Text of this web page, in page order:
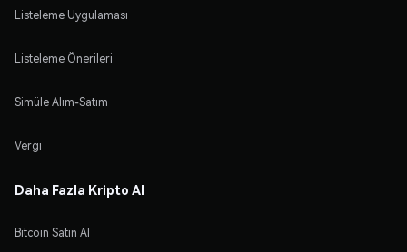
Listeleme Uygulaması
Listeleme Önerileri
Simüle Alım-Satım
Vergi
Daha Fazla Kripto Al
Bitcoin Satın Al